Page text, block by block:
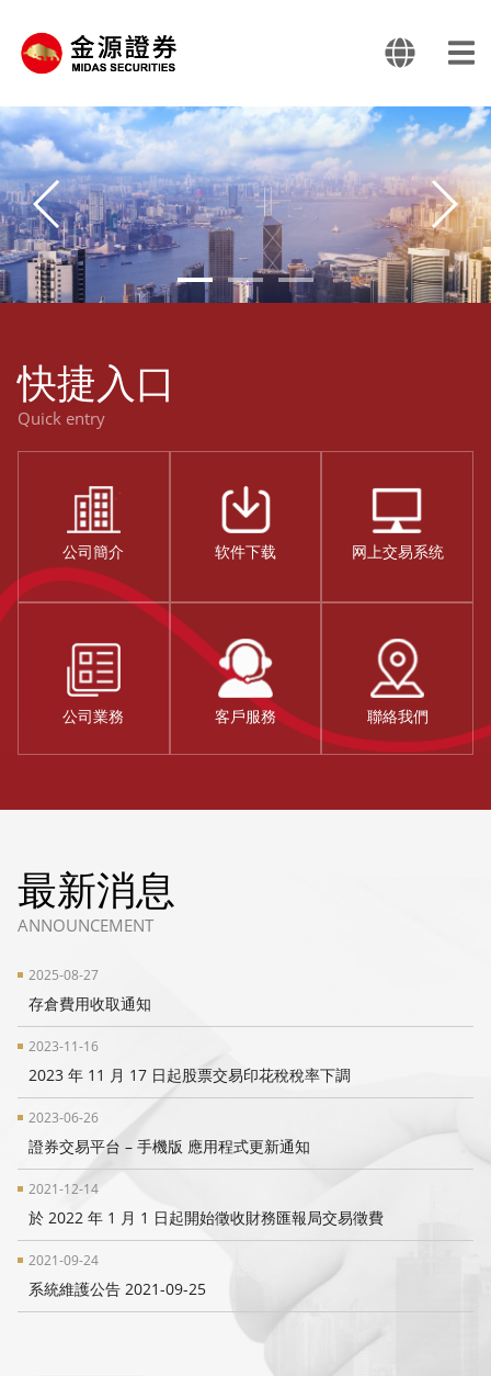
快捷入口
Quick entry
公司簡介 软件下载 网上交易系统
公司業務 客戶服務 聯絡我們
最新消息
ANNOUNCEMENT
2025-08-27
存倉費用收取通知
2023-11-16
2023 年 11 月 17 日起股票交易印花稅稅率下調
2023-06-26
證券交易平台 – 手機版 應用程式更新通知
2021-12-14
於 2022 年 1 月 1 日起開始徵收財務匯報局交易徵費
2021-09-24
系統維護公告 2021-09-25